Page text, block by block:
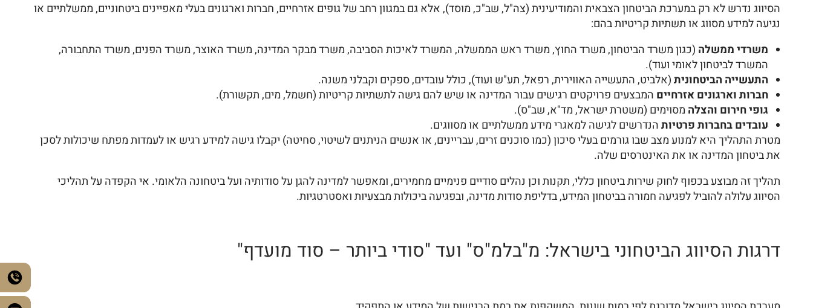
הסיווג נדרש לא רק במערכת הביטחון הצבאית והמודיעינית (צה"ל, שב"כ, מוסד), אלא גם במגוון רחב של גופים אזרחיים, חברות וארגונים בעלי מאפיינים ביטחוניים, ממשלתיים או
נגיעה למידע מסווג או תשתיות קריטיות בהם:
משרדי ממשלה (כגון משרד הביטחון, משרד החוץ, משרד ראש הממשלה, המשרד לאיכות הסביבה, משרד מבקר המדינה, משרד האוצר, משרד הפנים, משרד התחבורה,
המשרד לביטחון לאומי ועוד).
התעשייה הביטחונית(אלביט, התעשייה האווירית, רפאל, תע"ש ועוד), כולל עובדים, ספקים וקבלני משנה.
חברות וארגונים אזרחיים המבצעים פרויקטים רגישים עבור המדינה או שיש להם גישה לתשתיות קריטיות (חשמל, מים, תקשורת).
גופי חירום והצלה מסוימים (משטרת ישראל, מד"א, שב"ס).
עובדים בחברות פרטיותהנדרשים לגישה למאגרי מידע ממשלתיים או מסווגים.
מטרת התהליך היא למנוע מצב שבו גורמים בעלי סיכון (כמו סוכנים זרים, עבריינים, או אנשים הניתנים לשיטוי, סחיטה) יקבלו גישה למידע רגיש או לעמדות מפתח שיכולות לסכן
את ביטחון המדינה או את האינטרסים שלה.
תהליך זה מבוצע בכפוף לחוק שירות ביטחון כללי, תקנות וכן נהלים סודיים פנימיים מחמירים, ומאפשר למדינה להגן על סודותיה ועל ביטחונה הלאומי. אי הקפדה על תהליכי
הסיווג עלולה להוביל לפגיעה חמורה בביטחון המידע, בדליפת סודות מדינה, ובפגיעה ביכולות מבצעיות ואסטרטגיות.
דרגות הסיווג הביטחוני בישראל: מ"בלמ"ס" ועד "סודי ביותר – סוד מועדף"